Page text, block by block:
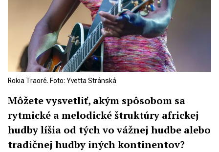
Rokia Traoré. Foto: Yvetta Stránská
Môžete vysvetliť, akým spôsobom sa
rytmické a melodické štruktúry africkej
hudby líšia od tých vo vážnej hudbe alebo
tradičnej hudby iných kontinentov?